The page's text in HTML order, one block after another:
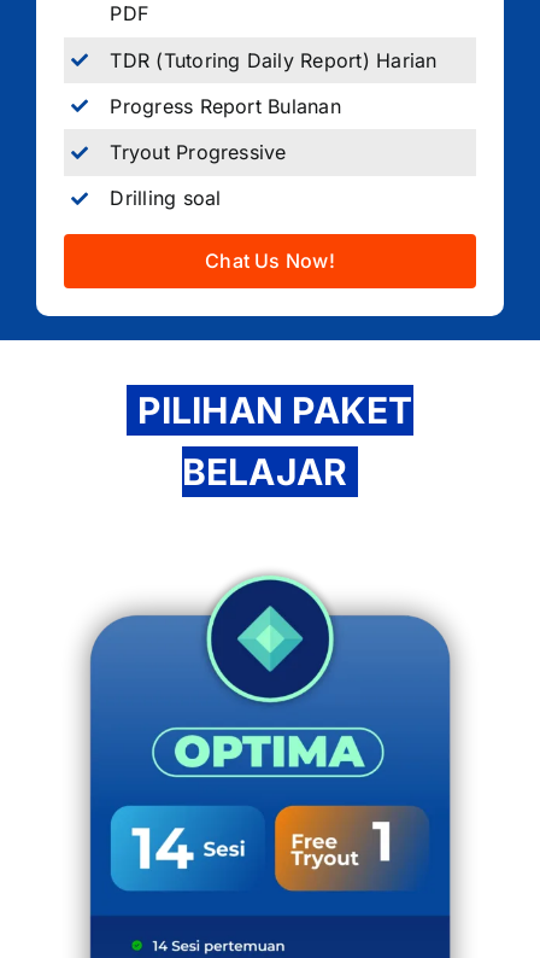
PDF
TDR (Tutoring Daily Report) Harian
Progress Report Bulanan
Tryout Progressive
Drilling soal
Chat Us Now!
PILIHAN PAKET
BELAJAR